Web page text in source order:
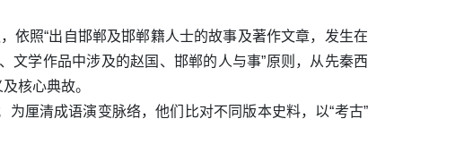
依照“出自邯郸及邯郸籍人士的故事及著作文章，发生在
学作品中涉及的赵国、邯郸的人与事”原则，从先秦西
核心典故。
厘清成语演变脉络，他们比对不同版本史料，以“考古”